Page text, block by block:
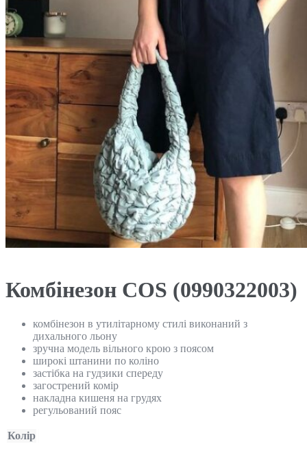
Комбінезон COS (0990322003)
комбінезон в утилітарному стилі виконаний з
дихального льону
зручна модель вільного крою з поясом
широкі штанини по коліно
застібка на гудзики спереду
загострений комір
накладна кишеня на грудях
регульований пояс
Колір